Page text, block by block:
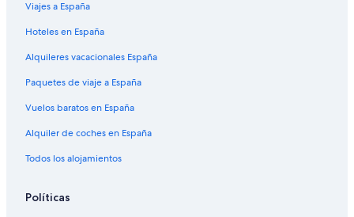
Viajes a España
Hoteles en España
Alquileres vacacionales España
Paquetes de viaje a España
Vuelos baratos en España
Alquiler de coches en España
Todos los alojamientos
Políticas